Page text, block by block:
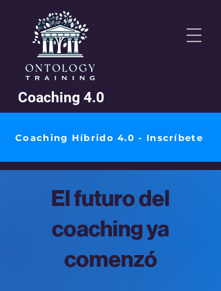
Coaching 4.0
Coaching Híbrido 4.0 - Inscríbete
El futuro del
coaching ya
comenzó